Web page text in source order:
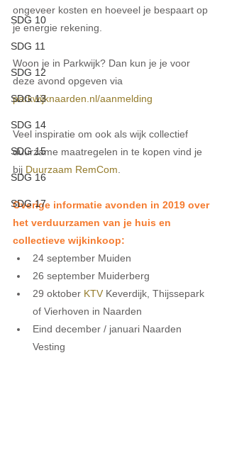
SDG 10
SDG 11
SDG 12
SDG 13
SDG 14
SDG 15
SDG 16
SDG 17
ongeveer kosten en hoeveel je bespaart op
je energie rekening.
Woon je in Parkwijk? Dan kun je je voor
deze avond opgeven via
parkwijknaarden.nl/aanmelding
Veel inspiratie om ook als wijk collectief
duurzame maatregelen in te kopen vind je
bij Duurzaam RemCom
Overige informatie avonden in 2019 over
het verduurzamen van je huis en
collectieve wijkinkoop:
24 september Muiden
26 september Muiderberg
29 oktober KTV Keverdijk, Thijssepark
of Vierhoven in Naarden
Eind december / januari Naarden
Vesting